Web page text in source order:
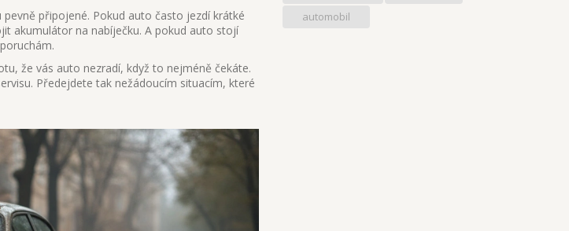
připojené. Pokud auto často jezdí krátké
akumulátor na nabíječku. A pokud auto stojí
že vás auto nezradí, když to nejméně čekáte.
Předejdete tak nežádoucím situacím, které
automobil